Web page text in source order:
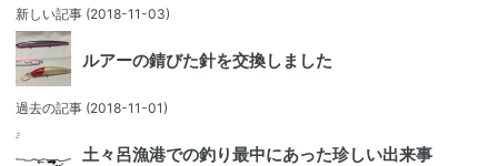
新しい記事 (2018-11-03)
ルアーの錆びた針を交換しました
過去の記事 (2018-11-01)
土々呂漁港での釣り最中にあった珍しい出来事